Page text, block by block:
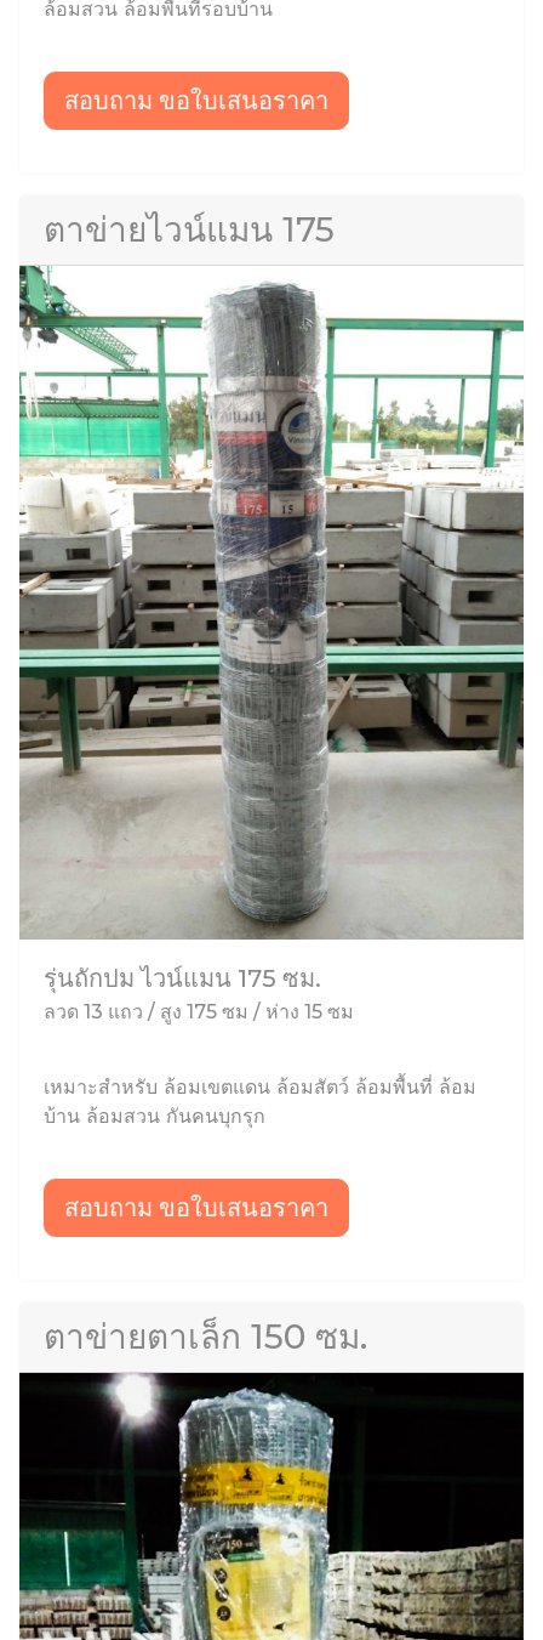
ล้อมสวน ล้อมพื้นที่รอบบ้าน
สอบถาม ขอใบเสนอราคา
ตาข่ายไวน์แมน 175
รุ่นถักปม ไวน์แมน 175 ซม.
ลวด 13 แถว / สูง 175 ซม / ห่าง 15 ซม
เหมาะสำหรับ ล้อมเขตแดน ล้อมสัตว์ ล้อมพื้นที่ ล้อม
บ้าน ล้อมสวน กันคนบุกรุก
สอบถาม ขอใบเสนอราคา
ตาข่ายตาเล็ก 150 ซม.